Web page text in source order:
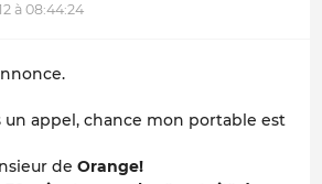
à 08:44:24
un appel, chance mon portable est
de Orange!